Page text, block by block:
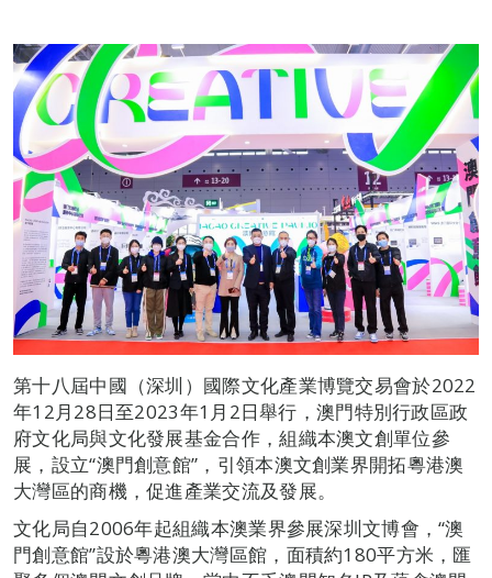
第十八屆中國（深圳）國際文化產業博覽交易會於2022
年12月28日至2023年1月2日舉行，澳門特別行政區政
府文化局與文化發展基金合作，組織本澳文創單位參
展，設立“澳門創意館”，引領本澳文創業界開拓粵港澳
大灣區的商機，促進產業交流及發展。
文化局自2006年起組織本澳業界參展深圳文博會，“澳
門創意館”設於粵港澳大灣區館，面積約180平方米，匯